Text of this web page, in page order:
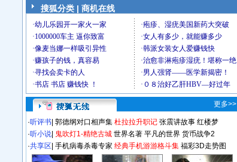
搜狐分类 | 商机在线
更多>>
·听评书 郭德纲对口相声集 杜拉拉升职记 张震讲故事 红楼梦
·听小说 鬼吹灯1-精绝古城 世界名著 平凡的世界 货币战争2
·共享区 手机病毒杀毒专家 经典手机游游格斗集 福彩3D走势图